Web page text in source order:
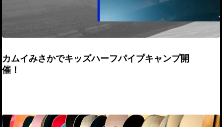
カムイみさかでキッズハーフパイプキャンプ開
催！